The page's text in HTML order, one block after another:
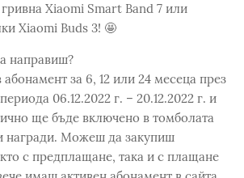
Xiaomi Smart Band 7 или
Xiaomi Buds 3! 🤩
направиш?
за 6, 12 или 24 месеца през
06.12.2022 г. – 20.12.2022 г. и
ще бъде включено в томболата
награди. Можеш да закупиш
с предплащане, така и с плащане